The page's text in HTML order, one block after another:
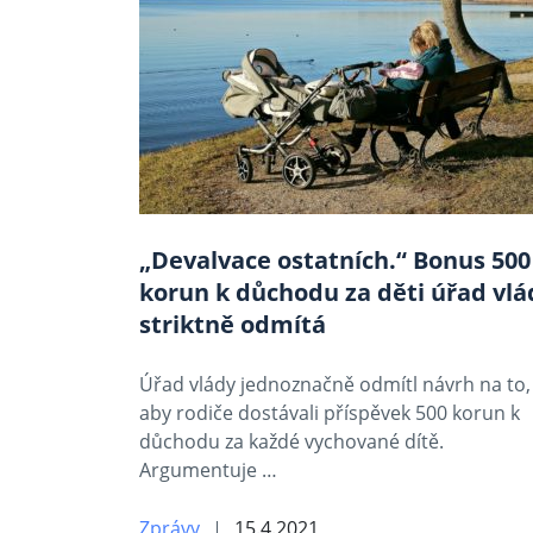
„Devalvace ostatních.“ Bonus 500
korun k důchodu za děti úřad
striktně odmítá
Úřad vlády jednoznačně odmítl návrh na to,
aby rodiče dostávali příspěvek 500 korun k
důchodu za každé vychované dítě.
Argumentuje …